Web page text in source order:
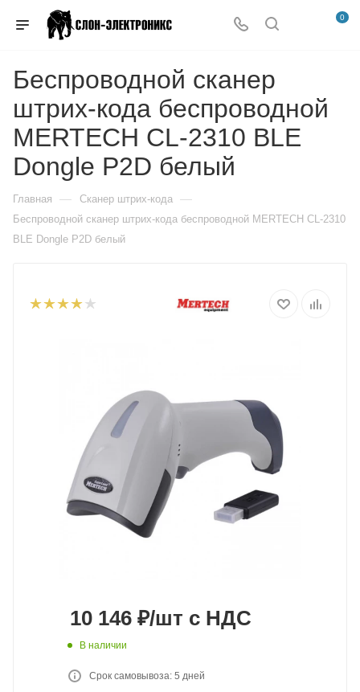
0
Беспроводной сканер
штрих-кода беспроводной
MERTECH CL-2310 BLE
Dongle P2D белый
Главная — Сканер штрих-кода —
Беспроводной сканер штрих-кода беспроводной MERTECH CL-2310
BLE Dongle P2D белый
10 146 ₽/шт с НДС
В наличии
Срок самовывоза: 5 дней